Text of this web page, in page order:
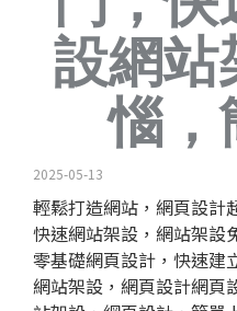
設網站
惱，
2025-05-13
輕鬆打造網站， 網頁設計
快速網站架設，網站架設
零基礎網頁設計，快速建
網站架設，網頁設計網頁